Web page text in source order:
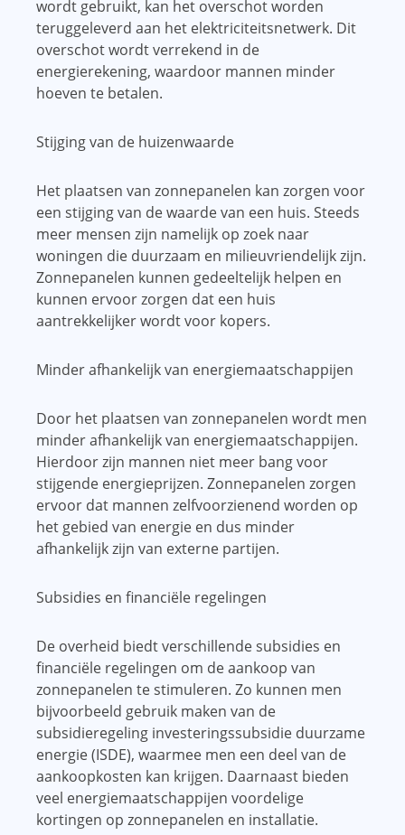
wordt gebruikt, kan het overschot worden
teruggeleverd aan het elektriciteitsnetwerk. Dit
overschot wordt verrekend in de
energierekening, waardoor mannen minder
hoeven te betalen.
Stijging van de huizenwaarde
Het plaatsen van zonnepanelen kan zorgen voor
een stijging van de waarde van een huis. Steeds
meer mensen zijn namelijk op zoek naar
woningen die duurzaam en milieuvriendelijk zijn.
Zonnepanelen kunnen gedeeltelijk helpen en
kunnen ervoor zorgen dat een huis
aantrekkelijker wordt voor kopers.
Minder afhankelijk van energiemaatschappijen
Door het plaatsen van zonnepanelen wordt men
minder afhankelijk van energiemaatschappijen.
Hierdoor zijn mannen niet meer bang voor
stijgende energieprijzen. Zonnepanelen zorgen
ervoor dat mannen zelfvoorzienend worden op
het gebied van energie en dus minder
afhankelijk zijn van externe partijen.
Subsidies en financiële regelingen
De overheid biedt verschillende subsidies en
financiële regelingen om de aankoop van
zonnepanelen te stimuleren. Zo kunnen men
bijvoorbeeld gebruik maken van de
subsidieregeling investeringssubsidie ​​duurzame
energie (ISDE), waarmee men een deel van de
aankoopkosten kan krijgen. Daarnaast bieden
veel energiemaatschappijen voordelige
kortingen op zonnepanelen en installatie.